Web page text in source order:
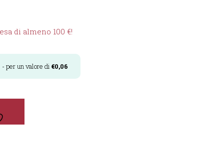
di almeno 100 €!
- per un valore di €0,06